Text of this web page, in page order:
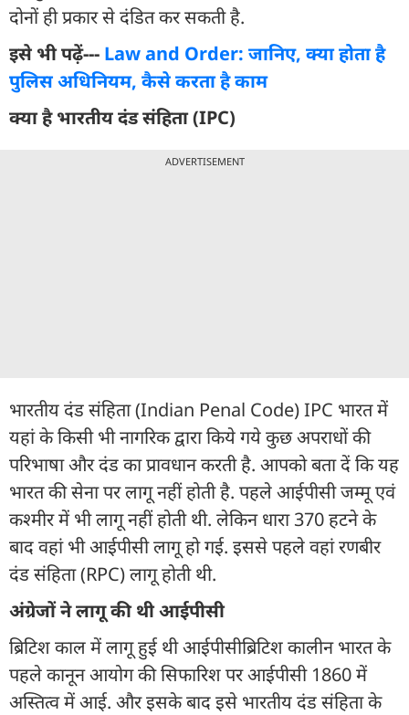
दोनों ही प्रकार से दंडित कर सकती है.
इसे भी पढ़ें--- Law and Order: जानिए, क्या होता है
पुलिस अधिनियम, कैसे करता है काम
क्या है भारतीय दंड संहिता (IPC)
ADVERTISEMENT
भारतीय दंड संहिता (Indian Penal Code) IPC भारत में
यहां के किसी भी नागरिक द्वारा किये गये कुछ अपराधों की
परिभाषा और दंड का प्रावधान करती है. आपको बता दें कि यह
भारत की सेना पर लागू नहीं होती है. पहले आईपीसी जम्मू एवं
कश्मीर में भी लागू नहीं होती थी. लेकिन धारा 370 हटने के
बाद वहां भी आईपीसी लागू हो गई. इससे पहले वहां रणबीर
दंड संहिता (RPC) लागू होती थी.
अंग्रेजों ने लागू की थी आईपीसी
ब्रिटिश काल में लागू हुई थी आईपीसीब्रिटिश कालीन भारत के
पहले कानून आयोग की सिफारिश पर आईपीसी 1860 में
अस्तित्व में आई. और इसके बाद इसे भारतीय दंड संहिता के